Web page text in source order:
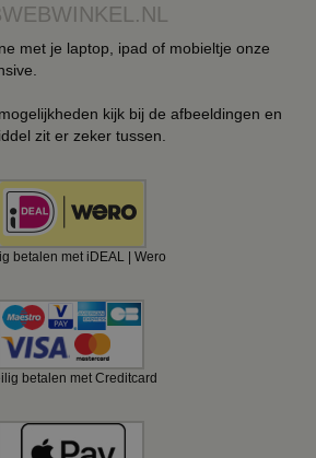
met je laptop, ipad of mobieltje onze
kijk bij de afbeeldingen en
zit er zeker tussen.
betalen met iDEAL | Wero
betalen met Creditcard